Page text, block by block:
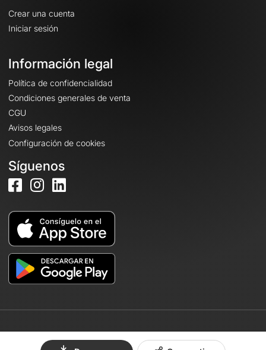
Crear una cuenta
Iniciar sesión
Información legal
Política de confidencialidad
Condiciones generales de venta
CGU
Avisos legales
Configuración de cookies
Síguenos